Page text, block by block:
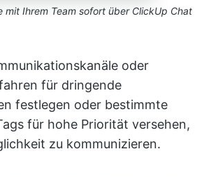
mit Ihrem Team sofort über ClickUp Chat
oder
für dringende
festlegen oder bestimmte
für hohe Priorität versehen,
zu kommunizieren.